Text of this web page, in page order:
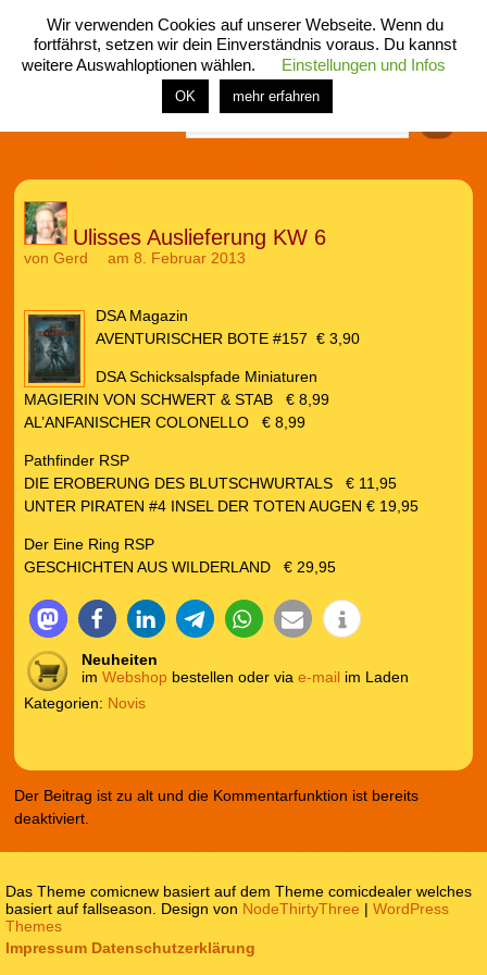
menü
home rubrik buch comic spiel fotos shop
Ulisses Auslieferung KW 6
von Gerd am 8. Februar 2013
DSA Magazin
AVENTURISCHER BOTE #157 € 3,90
DSA Schicksalspfade Miniaturen
MAGIERIN VON SCHWERT & STAB € 8,99
AL’ANFANISCHER COLONELLO € 8,99
Pathfinder RSP
DIE EROBERUNG DES BLUTSCHWURTALS € 11,95
UNTER PIRATEN #4 INSEL DER TOTEN AUGEN € 19,95
Der Eine Ring RSP
GESCHICHTEN AUS WILDERLAND € 29,95
Neuheiten
im Webshop bestellen oder via e-mail im Laden
Kategorien: Novis
Der Beitrag ist zu alt und die Kommentarfunktion ist bereits
deaktiviert.
Impressum Datenschutzerklärung
Das Theme comicnew basiert auf dem Theme comicdealer welches
basiert auf fallseason. Design von NodeThirtyThree |WordPress
Themes
Wir verwenden Cookies auf unserer Webseite. Wenn du
fortfährst, setzen wir dein Einverständnis voraus. Du kannst
weitere Auswahloptionen wählen.
Einstellungen und Infos
OK mehr erfahren